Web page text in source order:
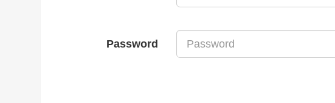
Password